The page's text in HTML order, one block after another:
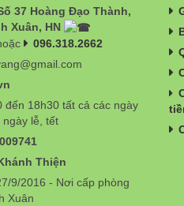
37 Hoàng Đạo Thành,
Xuân, HN
096.318.2662
đến 18h30 tất cả các ngày
lễ, tết
Thiện
9/2016 - Nơi cấp phòng
Xuân